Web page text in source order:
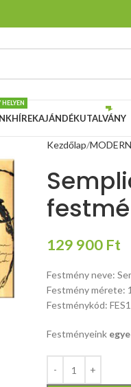
HÍREKAJÁNDÉKUTALVÁNY
Kezdőlap
129 900 Ft
Festmény neve:
Festmény mérete:
Festménykód:
Festményeink